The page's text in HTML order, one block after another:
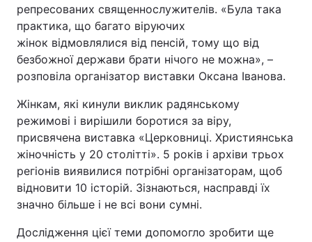
репресованих священнослужителів. «Була така
практика, що багато віруючих
жінок відмовлялися від пенсій, тому що від
безбожної держави брати нічого не можна», –
розповіла організатор виставки Оксана Іванова.
Жінкам, які кинули виклик радянському
режимові і вирішили боротися за віру,
присвячена виставка «Церковниці. Християнська
жіночність у 20 столітті». 5 років і архіви трьох
регіонів виявилися потрібні організаторам, щоб
відновити 10 історій. Зізнаються, насправді їх
значно більше і не всі вони сумні.
Дослідження цієї теми допомогло зробити ще